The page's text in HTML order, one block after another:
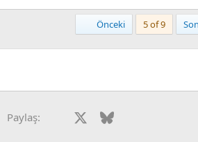
Önceki 5 of 9
Paylaş: Facebook Bluesky